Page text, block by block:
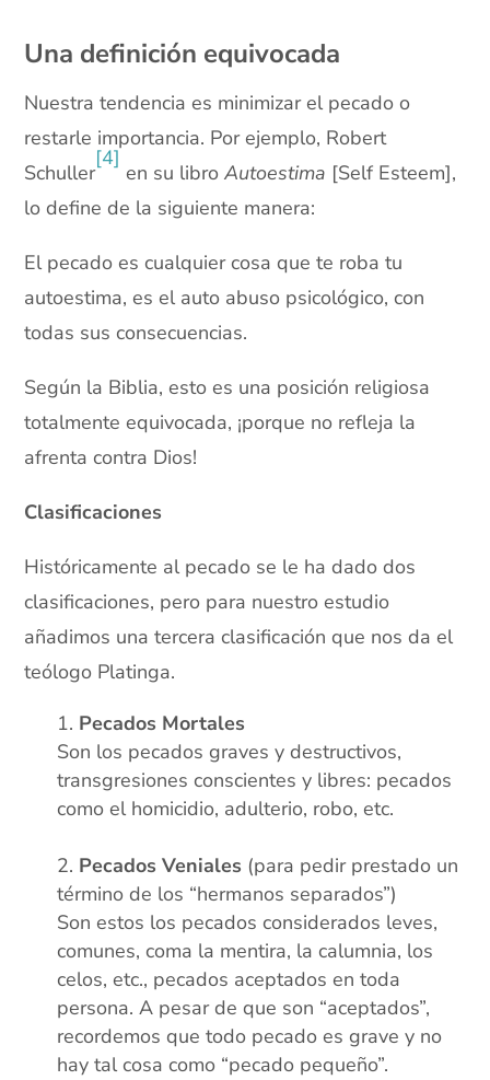
Una definición equivocada
Nuestra tendencia es minimizar el pecado o
restarle importancia. Por ejemplo, Robert
Schuller
[4]
en su libroAutoestima [Self Esteem],
lo define de la siguiente manera:
El pecado es cualquier cosa que te roba tu
autoestima, es el auto abuso psicológico, con
todas sus consecuencias.
Según la Biblia, esto es una posición religiosa
totalmente equivocada, ¡porque no refleja la
afrenta contra Dios!
Clasificaciones
Históricamente al pecado se le ha dado dos
clasificaciones, pero para nuestro estudio
añadimos una tercera clasificación que nos da el
teólogo Platinga.
Pecados Mortales
Son los pecados graves y destructivos,
transgresiones conscientes y libres: pecados
como el homicidio, adulterio, robo, etc.
Pecados Veniales (para pedir prestado un
término de los “hermanos separados”)
Son estos los pecados considerados leves,
comunes, coma la mentira, la calumnia, los
celos, etc., pecados aceptados en toda
persona. A pesar de que son “aceptados”,
recordemos que todo pecado es grave y no
hay tal cosa como “pecado pequeño”.